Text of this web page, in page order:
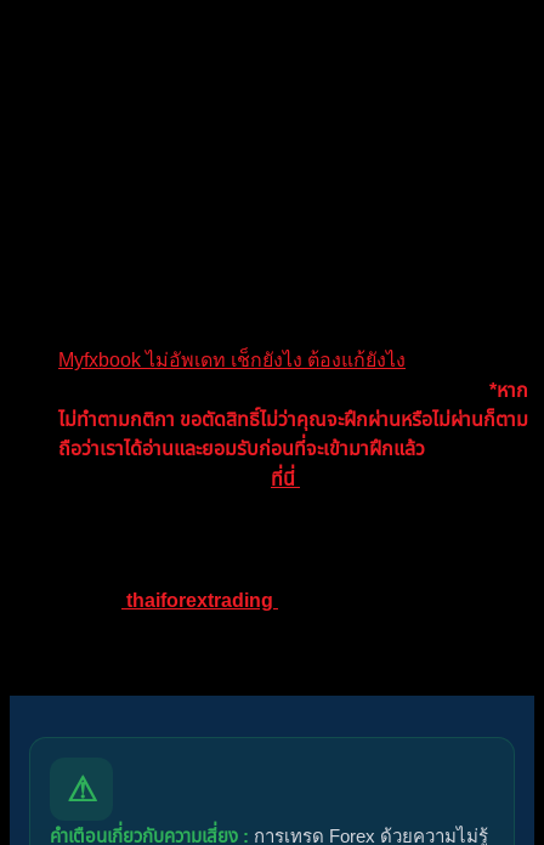
Myfxbook ไม่อัพเดท เช็กยังไง ต้องแก้ยังไง
*หาก
ไม่ทำตามกติกา ขอตัดสิทธิ์ไม่ว่าคุณจะฝึกผ่านหรือไม่ผ่านก็ตาม
ถือว่าเราได้อ่านและยอมรับก่อนที่จะเข้ามาฝึกแล้ว
ที่นี่
thaiforextrading
⚠
คำเตือนเกี่ยวกับความเสี่ยง : การเทรด Forex ด้วยความไม่รู้